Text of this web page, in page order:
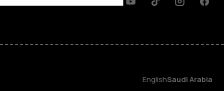
Facebook
Instagram
Tiktok
Youtube
Linkedin
Discord
Saudi Arabia
English